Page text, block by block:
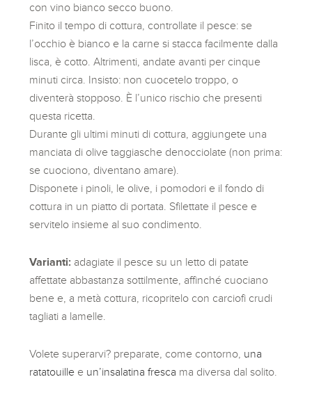
con vino bianco secco buono.
Finito il tempo di cottura, controllate il pesce: se
l’occhio è bianco e la carne si stacca facilmente dalla
lisca, è cotto. Altrimenti, andate avanti per cinque
minuti circa. Insisto: non cuocetelo troppo, o
diventerà stopposo. È l’unico rischio che presenti
questa ricetta.
Durante gli ultimi minuti di cottura, aggiungete una
manciata di olive taggiasche denocciolate (non prima:
se cuociono, diventano amare).
Disponete i pinoli, le olive, i pomodori e il fondo di
cottura in un piatto di portata. Sfilettate il pesce e
servitelo insieme al suo condimento.
Varianti: adagiate il pesce su un letto di patate
affettate abbastanza sottilmente, affinché cuociano
bene e, a metà cottura, ricopritelo con carciofi crudi
tagliati a lamelle.
Volete superarvi? preparate, come contorno, una
ratatouille e un’insalatina fresca ma diversa dal solito.